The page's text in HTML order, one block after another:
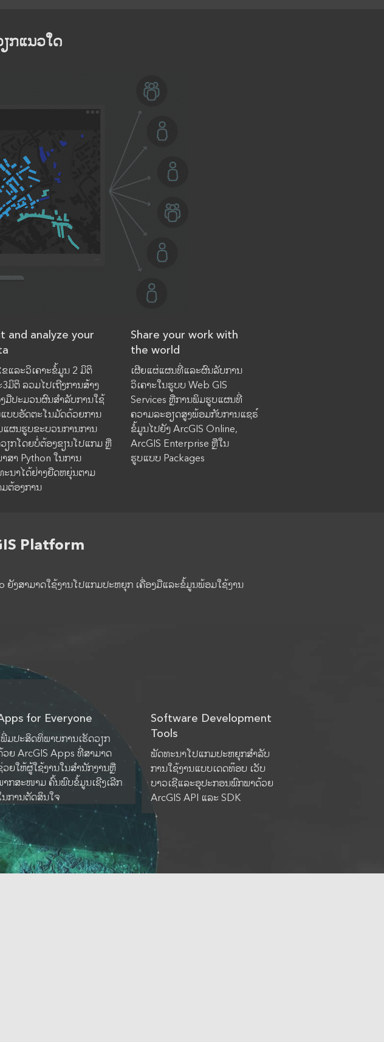
ກແນວໃດ
and analyze your
ຂແລະວິເຄາະຂໍ້ມູນ 2 ມິຕິ
ມິຕິ ລວມໄປເຖີງການສ້າງ
ງມືປະມວນຜົນສຳລັບການໃຊ້
ແບບອັດຕະໂນມັດດ້ວຍການ
ແຜນຮູບຂະບວນການການ
ວຽກໂດຍບໍ່ຕ້ອງຂຽນໂປແກມ ຫຼື
ສາ Python ໃນການ
ນາໄດ້ຢ່າງຍືດຫຍຸ່ນຕາມ
ຕ້ອງການ
Share your work with
the world
ເຜີຍແຜ່ແຜນທີ່ແລະຜົນລັບການ
ວິເຄາະໃນຮູບບ Web GIS
Services ຫຼືການພິມຮູບແຜນທີ່
ຄວາມລະອຽດສູງພ້ອມກັບການແຊຣ໌
ຂໍ້ມູນໄປຍັງ ArcGIS Online,
ArcGIS Enterprise ຫຼືໃນ
ຮູບແບບ Packages
Platform
ຍັງສາມາດໃຊ້ງານໂປແກມປະຫຍຸກ ເຄື່ອງມືແລະຂໍ້ມູນພ້ອມໃຊ້ງານ
for Everyone
ພີ່ມປະສິດທິພາບການເຮັດວຽກ
ວຍ ArcGIS Apps ທີ່ສາມາດ
ວຍໃຫ້ຜູ້ໃຊ້ງານໃນສຳນັກງານຫຼື
າກສະໜາມ ຄົ້ນພົບຂໍ້ມູນເຊີງເລີກ
ນການຕັດສິນໃຈ
Software Development
Tools
ພັດທະນາໂປແກມປະຫຍຸກສຳລັບ
ການໃຊ້ງານແບບເດດທ໊ອບ ເວັບ
ບາວເຊີແລະອຸປະກອນພົກພາດ້ວຍ
ArcGIS API ແລະ SDK